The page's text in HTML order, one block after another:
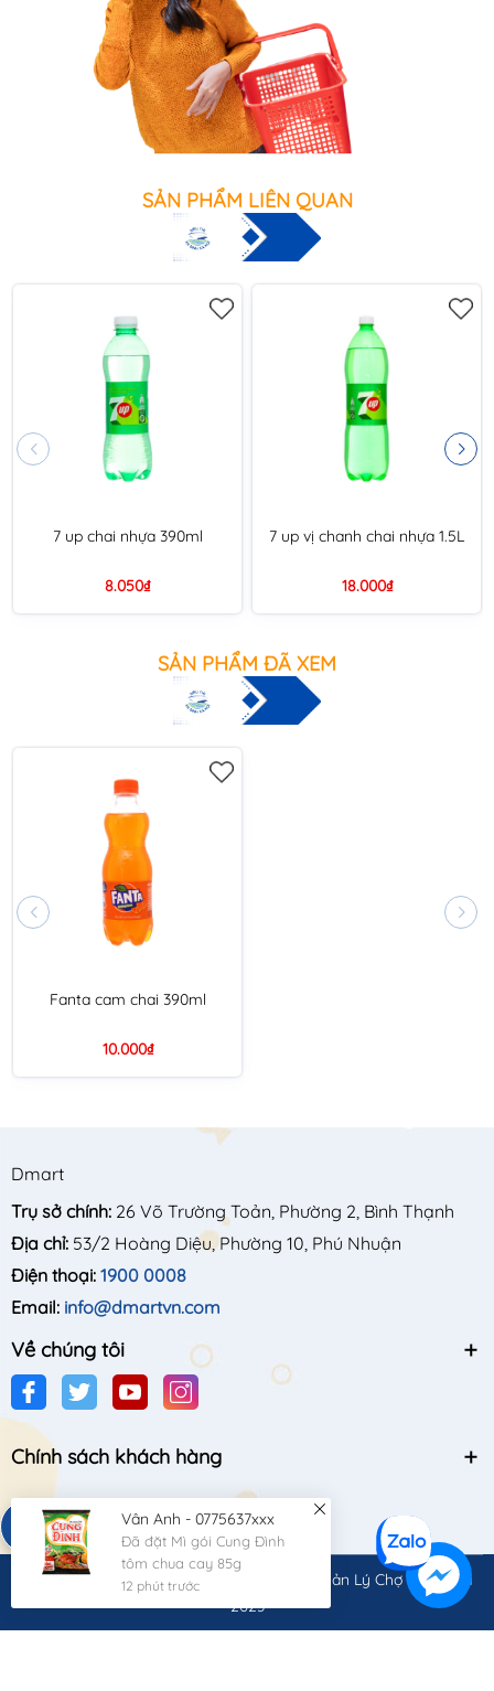
SẢN PHẨM LIÊN QUAN
7 up chai nhựa 390ml
8.050₫
7 up vị chanh chai nhựa 1.5L
18.000₫
SẢN PHẨM ĐÃ XEM
Fanta cam chai 390ml
10.000₫
Dmart
Trụ sở chính: 26 Võ Trường Toản, Phường 2, Bình Thạnh
Địa chỉ: 53/2 Hoàng Diệu, Phường 10, Phú Nhuận
Điện thoại: 1900 0008
Email: info@dmartvn.com
Về chúng tôi
Chính sách khách hàng
© Bản quyền thuộc vềCông Ty Cổ Phần Quản Lý Chợ Quốc Gia
2023
Vân Anh - 0775637xxx
Đã đặt Mì gói Cung Đình
tôm chua cay 85g
12 phút trước